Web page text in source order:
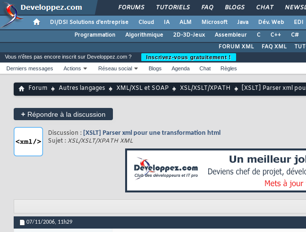
FORUMS TUTORIELS FAQ BLOGS CHAT
DI/DSI Solutions d'entreprise Cloud IA ALM Microsoft Java Dév. Web EDI
Programmation
Algorithmique 2D-3D-Jeux Assembleur C C++ C#
FORUM XML
FAQ XML
Vous n'êtes pas encore inscrit sur Developpez.com ?
Inscrivez-vous gratuitement !
Derniers messages
Actions Réseau social Blogs Agenda Chat Règles
Forum Autres langages XML/XSL et SOAP XSL/XSLT/XPATH [XSLT] Parser xml
+ Répondre à la discussion
Discussion : [XSLT] Parser xml pour une transformation html
Sujet : XSL/XSLT/XPATH XML
07/11/2006, 11h29